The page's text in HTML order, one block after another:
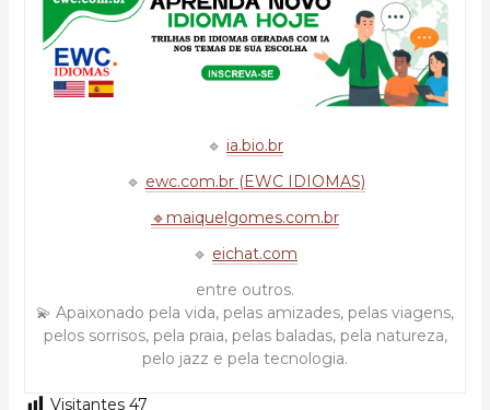
🔹 ia.bio.br
🔹 ewc.com.br (EWC IDIOMAS)
🔹maiquelgomes.com.br
🔹 eichat.com
entre outros.
💫 Apaixonado pela vida, pelas amizades, pelas viagens,
pelos sorrisos, pela praia, pelas baladas, pela natureza,
pelo jazz e pela tecnologia.
Visitantes 47